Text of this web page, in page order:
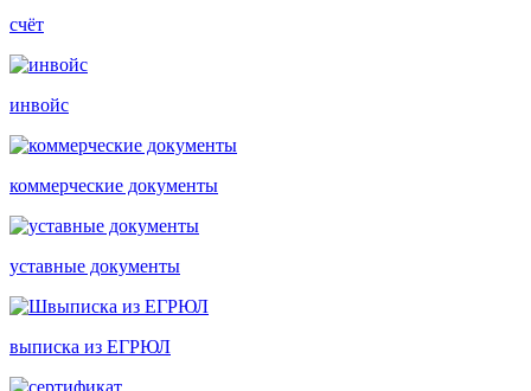
счёт
инвойс
коммерческие документы
уставные документы
выписка из ЕГРЮЛ